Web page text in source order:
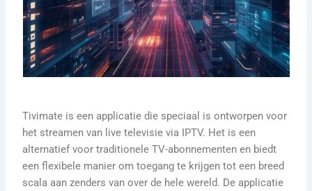
Tivimate is een applicatie die speciaal is ontworpen voor
het streamen van live televisie via IPTV. Het is een
alternatief voor traditionele TV-abonnementen en biedt
een flexibele manier om toegang te krijgen tot een breed
scala aan zenders van over de hele wereld. De applicatie